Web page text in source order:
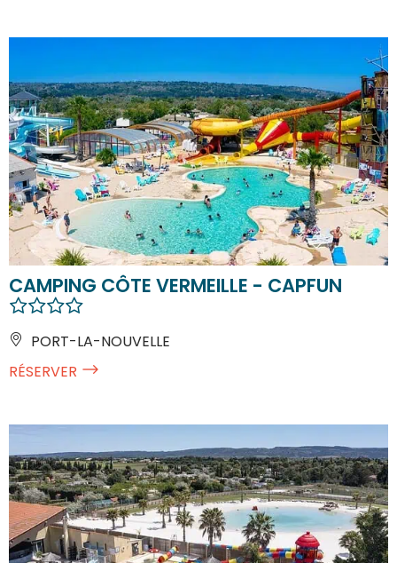
CAMPING CÔTE VERMEILLE - CAPFUN
PORT-LA-NOUVELLE
RÉSERVER